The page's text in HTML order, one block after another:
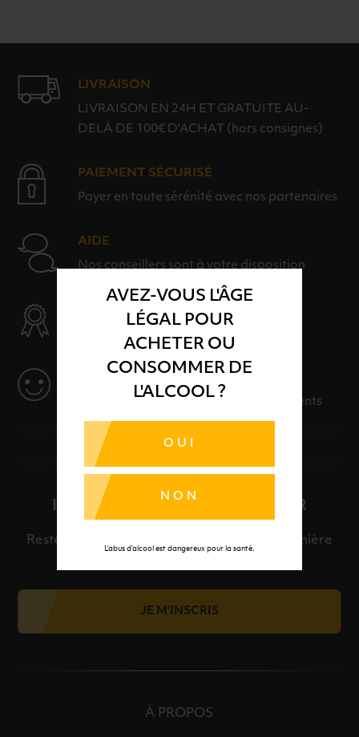
AVEZ-VOUS L'ÂGE
LÉGAL POUR
ACHETER OU
CONSOMMER DE
L'ALCOOL ?
OUI
NON
L’abus d’alcool est dangereux pour la santé.
LIVRAISON
LIVRAISON EN 24H ET GRATUITE AU-
DELÀ DE 100€ D'ACHAT (hors consignes)
PAIEMENT SÉCURISÉ
Payer en toute sérénité avec nos partenaires
AIDE
Nos conseillers sont à votre disposition
SÉLECTION & QUALITÉ
Des solutions adaptées à vos événements
INSCRIPTION À LA NEWSLETTER
Restez informé et découvrez en avant-première
JE M'INSCRIS
À PROPOS